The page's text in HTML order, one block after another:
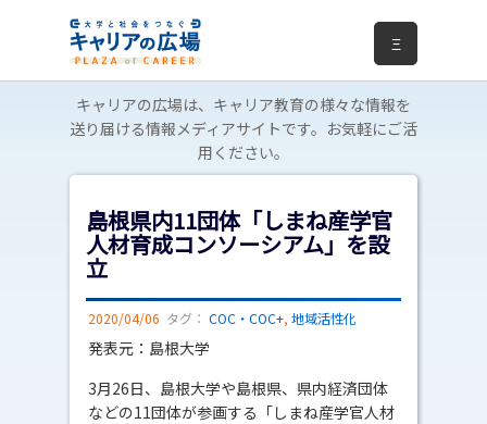
Ξ
キャリアの広場は、キャリア教育の様々な情報を
送り届ける情報メディアサイトです。お気軽にご活
用ください。
島根県内11団体「しまね産学官
人材育成コンソーシアム」を設
立
2020/04/06 タグ： COC・COC+, 地域活性化
発表元：島根大学
3月26日、島根大学や島根県、県内経済団体
などの11団体が参画する「しまね産学官人材